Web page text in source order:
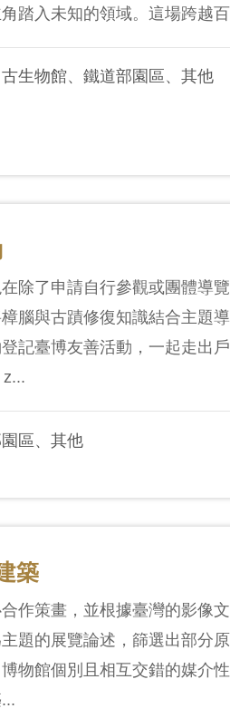
踏入未知的領域。這場跨越
生物館、鐵道部園區、其他
除了申請自行參觀或團體導
腦與古蹟修復知識結合主題
記臺博友善活動，一起走出
區、其他
築
作策畫，並根據臺灣的影像
題的展覽論述，篩選出部分
物館個別且相互交錯的媒介